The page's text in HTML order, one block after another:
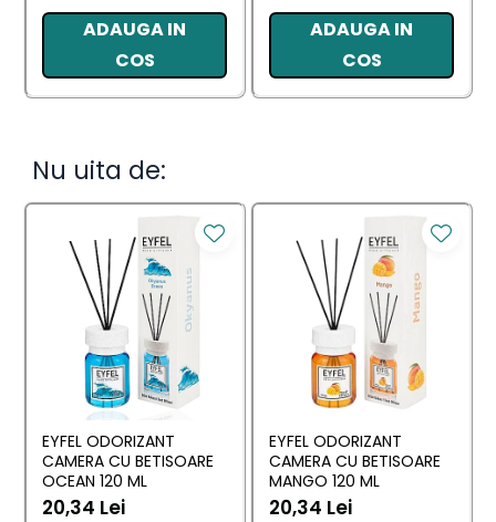
ADAUGA IN
COS
ADAUGA IN
COS
Nu uita de:
EYFEL ODORIZANT
CAMERA CU BETISOARE
OCEAN 120 ML
20,34 Lei
EYFEL ODORIZANT
CAMERA CU BETISOARE
MANGO 120 ML
20,34 Lei